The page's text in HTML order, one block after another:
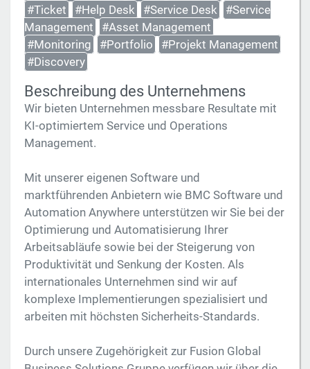
#Ticket
#Help Desk #Service Desk
#Service
Management
#Asset Management
#Monitoring
#Portfolio
#Projekt Management
#Discovery
Beschreibung des Unternehmens
Wir bieten Unternehmen messbare Resultate mit
KI-optimiertem Service und Operations
Management.
Mit unserer eigenen Software und
marktführenden Anbietern wie BMC Software und
Automation Anywhere unterstützen wir Sie bei der
Optimierung und Automatisierung Ihrer
Arbeitsabläufe sowie bei der Steigerung von
Produktivität und Senkung der Kosten. Als
internationales Unternehmen sind wir auf
komplexe Implementierungen spezialisiert und
arbeiten mit höchsten Sicherheits-Standards.
Durch unsere Zugehörigkeit zur Fusion Global